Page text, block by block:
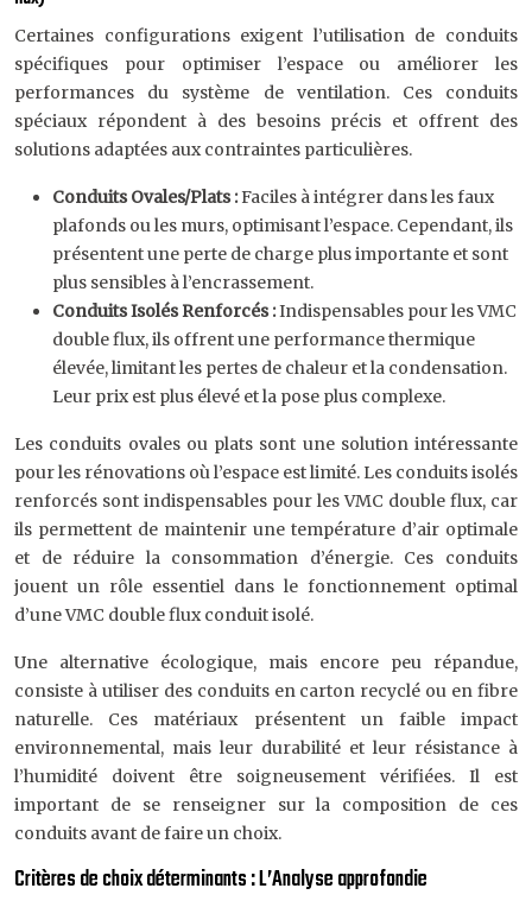
Certaines configurations exigent l’utilisation de conduits
spécifiques pour optimiser l’espace ou améliorer les
performances du système de ventilation. Ces conduits
spéciaux répondent à des besoins précis et offrent des
solutions adaptées aux contraintes particulières.
Conduits Ovales/Plats :Faciles à intégrer dans les faux
plafonds ou les murs, optimisant l’espace. Cependant, ils
présentent une perte de charge plus importante et sont
plus sensibles à l’encrassement.
Conduits Isolés Renforcés :Indispensables pour les VMC
double flux, ils offrent une performance thermique
élevée, limitant les pertes de chaleur et la condensation.
Leur prix est plus élevé et la pose plus complexe.
Les conduits ovales ou plats sont une solution intéressante
pour les rénovations où l’espace est limité. Les conduits isolés
renforcés sont indispensables pour les VMC double flux, car
ils permettent de maintenir une température d’air optimale
et de réduire la consommation d’énergie. Ces conduits
jouent un rôle essentiel dans le fonctionnement optimal
d’une VMC double flux conduit isolé.
Une alternative écologique, mais encore peu répandue,
consiste à utiliser des conduits en carton recyclé ou en fibre
naturelle. Ces matériaux présentent un faible impact
environnemental, mais leur durabilité et leur résistance à
l’humidité doivent être soigneusement vérifiées. Il est
important de se renseigner sur la composition de ces
conduits avant de faire un choix.
Critères de choix déterminants : L’Analyse approfondie